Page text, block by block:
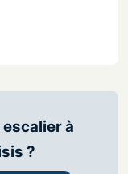
à
?